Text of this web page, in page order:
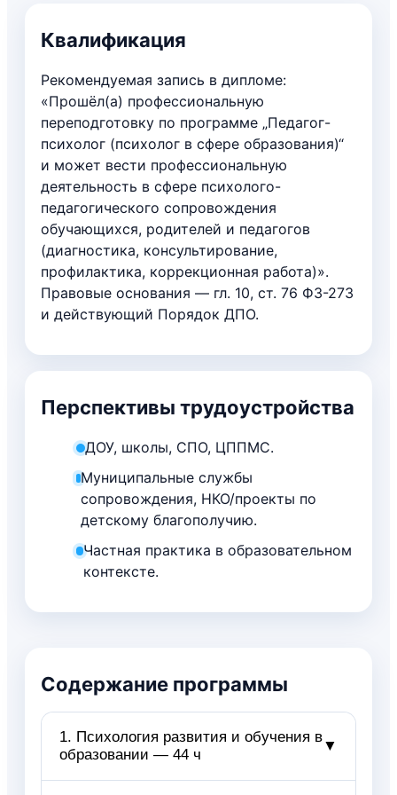
Квалификация
Рекомендуемая запись в дипломе:
«Прошёл(а) профессиональную
переподготовку по программе „Педагог-
психолог (психолог в сфере образования)“
и может вести профессиональную
деятельность в сфере психолого-
педагогического сопровождения
обучающихся, родителей и педагогов
(диагностика, консультирование,
профилактика, коррекционная работа)».
Правовые основания — гл. 10, ст. 76 ФЗ-273
и действующий Порядок ДПО.
Перспективы трудоустройства
ДОУ, школы, СПО, ЦППМС.
Муниципальные службы
сопровождения, НКО/проекты по
детскому благополучию.
Частная практика в образовательном
контексте.
Содержание программы
1. Психология развития и обучения в
образовании — 44 ч
▼